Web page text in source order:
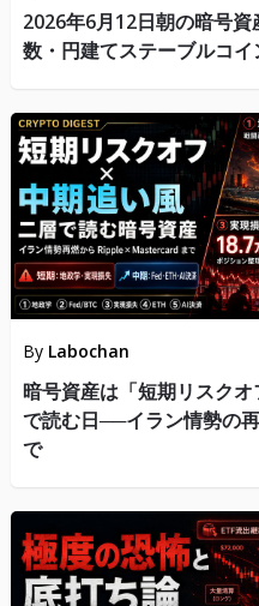
2026年6月12日朝の暗号
数・円建てステーブルコイ
By Labochan
暗号資産は「短期リスク
で読む日──イラン情勢の
で